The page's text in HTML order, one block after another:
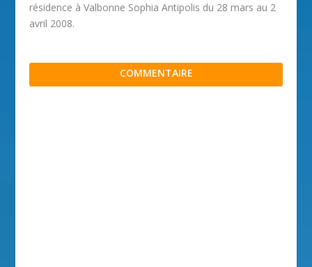
résidence à Valbonne Sophia Antipolis du 28 mars au 2
avril 2008.
COMMENTAIRE